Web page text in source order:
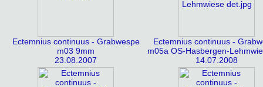
Ectemnius continuus - Grabwespe
m03 9mm
23.08.2007
Ectemnius continuus -
m05a OS-Hasbergen-
14.07.2008